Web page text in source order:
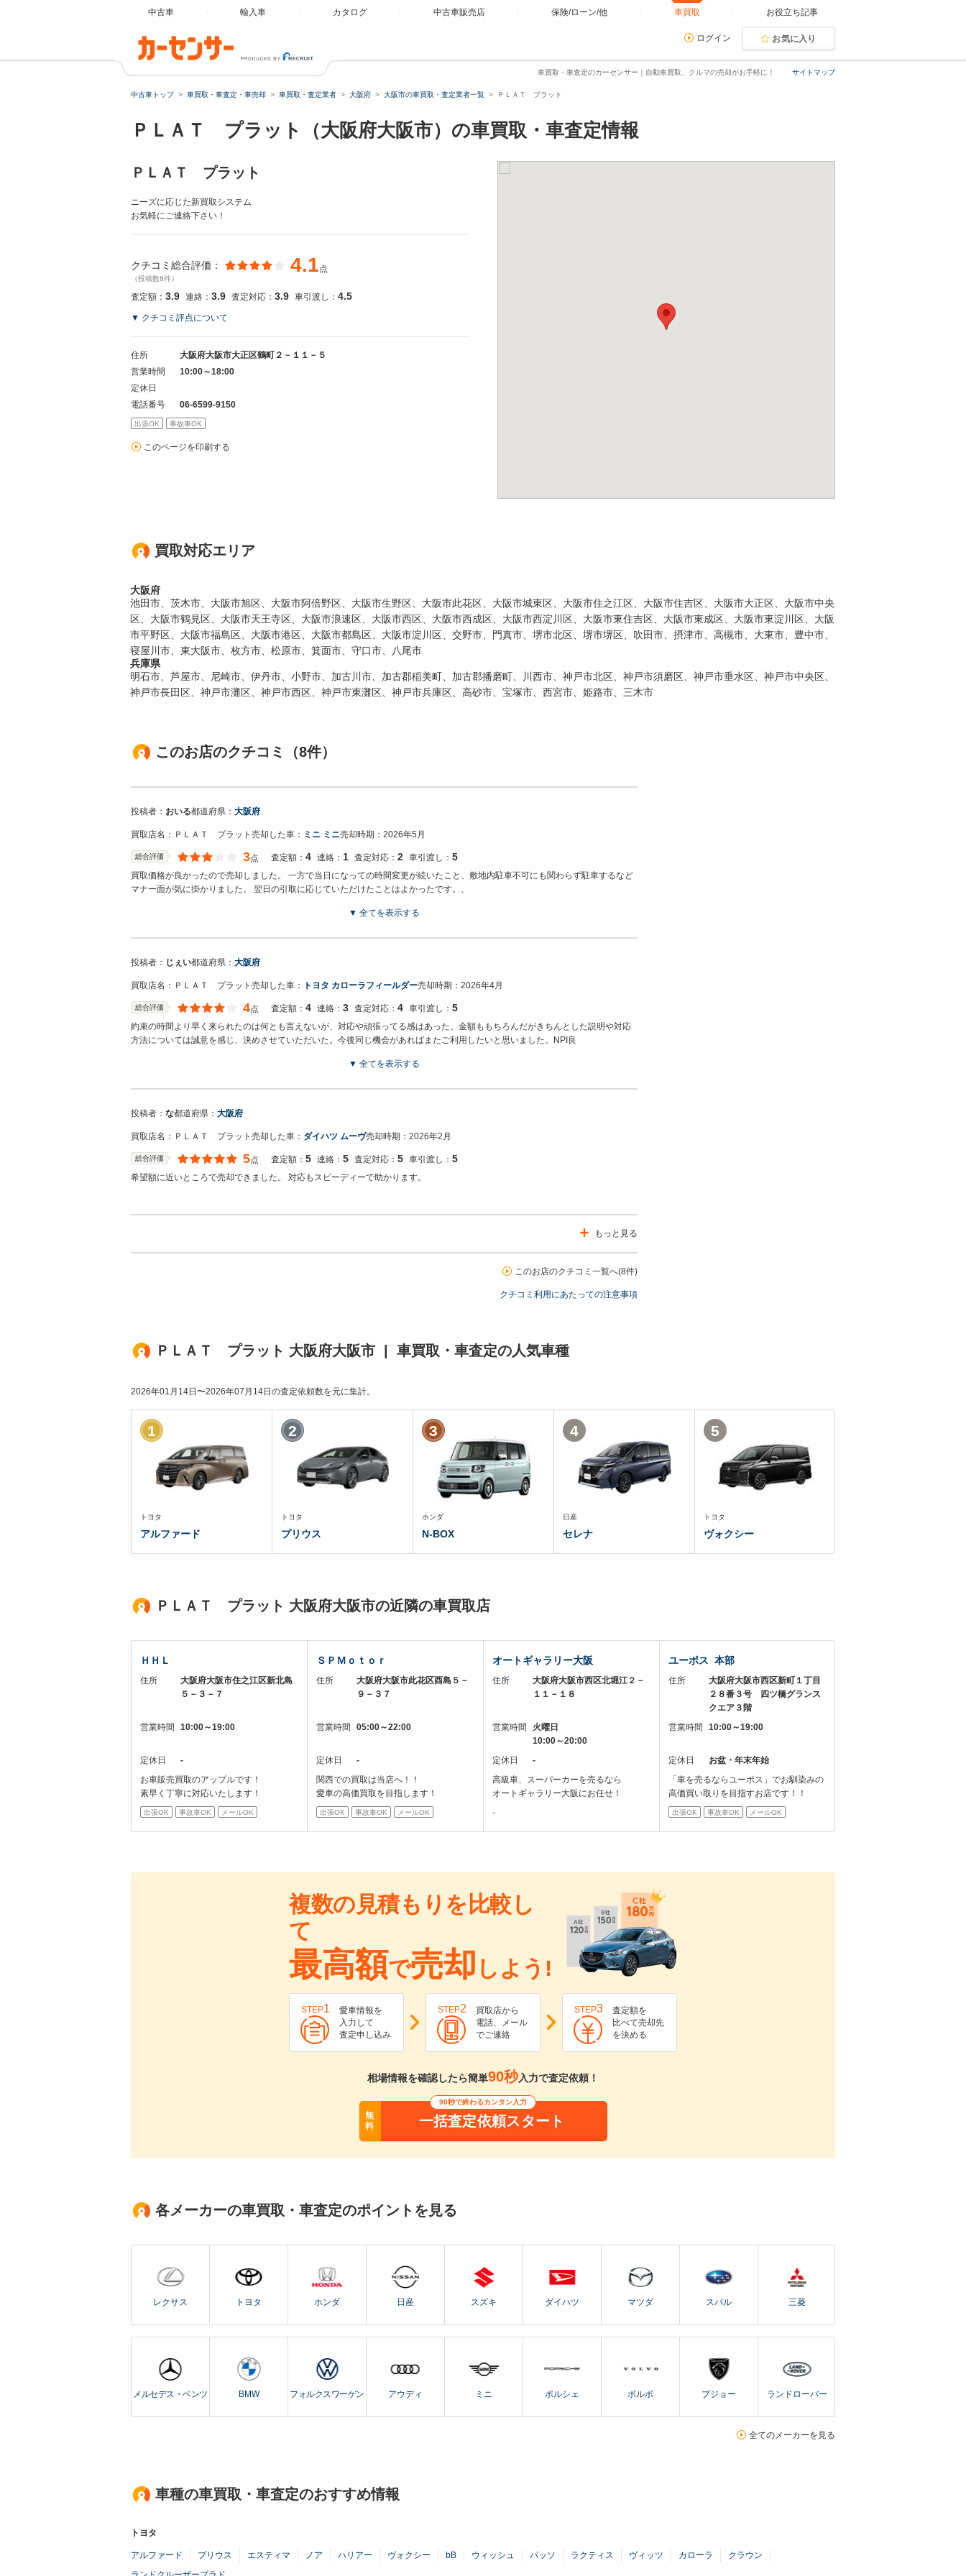
中古車 輸入車 カタログ 中古車販売店 保険/ローン/他 車買取 お役立ち記事
ログイン お気に入り
サイトマップ
車買取・車査定のカーセンサー｜自動車買取、クルマの売却がお手軽に！
中古車トップ 車買取・車査定・車売却 車買取・査定業者 大阪府 大阪市の車買取・査定業者一覧 ＰＬＡＴ プラット
ＰＬＡＴ プラット（大阪府大阪市）の車買取・車査定情報
ＰＬＡＴ プラット
ニーズに応じた新買取システム
お気軽にご連絡下さい！
クチコミ総合評価： 4.1点
（投稿数8件）
査定額： 3.9 連絡： 3.9 査定対応： 3.9 車引渡し： 4.5
▼ クチコミ評点について
住所
大阪府大阪市大正区鶴町２－１１－５
営業時間
10:00～18:00
定休日
電話番号
06-6599-9150
出張OK 事故車OK
このページを印刷する
買取対応エリア
大阪府
池田市、茨木市、大阪市旭区、大阪市阿倍野区、大阪市生野区、大阪市此花区、大阪市城東区、大阪市住之江区、大阪市住吉区、大阪市大正区、大阪市中央
区、大阪市鶴見区、大阪市天王寺区、大阪市浪速区、大阪市西区、大阪市西成区、大阪市西淀川区、大阪市東住吉区、大阪市東成区、大阪市東淀川区、大阪
市平野区、大阪市福島区、大阪市港区、大阪市都島区、大阪市淀川区、交野市、門真市、堺市北区、堺市堺区、吹田市、摂津市、高槻市、大東市、豊中市、
寝屋川市、東大阪市、枚方市、松原市、箕面市、守口市、八尾市
兵庫県
明石市、芦屋市、尼崎市、伊丹市、小野市、加古川市、加古郡稲美町、加古郡播磨町、川西市、神戸市北区、神戸市須磨区、神戸市垂水区、神戸市中央区、
神戸市長田区、神戸市灘区、神戸市西区、神戸市東灘区、神戸市兵庫区、高砂市、宝塚市、西宮市、姫路市、三木市
このお店のクチコミ（8件）
投稿者： おいる都道府県： 大阪府
買取店名： ＰＬＡＴ プラット 売却した車： ミニ ミニ売却時期： 2026年5月
総合評価 3点 査定額： 4 連絡： 1 査定対応： 2 車引渡し： 5
買取価格が良かったので売却しました。 一方で当日になっての時間変更が続いたこと、敷地内駐車不可にも関わらず駐車するなど
マナー面が気に掛かりました。 翌日の引取に応じていただけたことはよかったです。、
てお褒めのお言葉をいただきありがとうございます。 当日の時間変更、駐車マナーに関してご迷惑をおかけして大変申し訳ござい
す。
▼ 全てを表示する
投稿者： じぇい都道府県： 大阪府
買取店名： ＰＬＡＴ プラット 売却した車： トヨタ カローラフィールダー売却時期： 2026年4月
総合評価 4点 査定額： 4 連絡： 3 査定対応： 4 車引渡し： 5
約束の時間より早く来られたのは何とも言えないが、対応や頑張ってる感はあった。金額ももちろんだがきちんとした説明や対応
方法については誠意を感じ、決めさせていただいた。今後同じ機会があればまたご利用したいと思いました。NPI良
いたします。 今後なにかございましたらお気軽にご連絡くださいませ。
▼ 全てを表示する
投稿者： な都道府県： 大阪府
買取店名： ＰＬＡＴ プラット 売却した車： ダイハツ ムーヴ売却時期： 2026年2月
総合評価 5点 査定額： 5 連絡： 5 査定対応： 5 車引渡し： 5
希望額に近いところで売却できました。 対応もスピーディーで助かります。
もっと見る
このお店のクチコミ一覧へ(8件)
クチコミ利用にあたっての注意事項
ＰＬＡＴ プラット 大阪府大阪市 | 車買取・車査定の人気車種
2026年01月14日〜2026年07月14日の査定依頼数を元に集計。
トヨタ
アルファード
1
トヨタ
プリウス
2
ホンダ
N-BOX
3
日産
セレナ
4
トヨタ
ヴォクシー
5
ＰＬＡＴ プラット 大阪府大阪市の近隣の車買取店
ＨＨＬ
住所
大阪府大阪市住之江区新北島
５－３－７
営業時間 10:00～19:00
定休日
-
お車販売買取のアップルです！
素早く丁寧に対応いたします！
出張OK 事故車OK メールOK
ＳＰＭｏｔｏｒ
住所
大阪府大阪市此花区酉島５－
９－３７
営業時間 05:00～22:00
定休日
-
関西での買取は当店へ！！
愛車の高価買取を目指します！
出張OK 事故車OK メールOK
オートギャラリー大阪
住所
大阪府大阪市西区北堀江２－
１１－１８
営業時間
火曜日
10:00～20:00
定休日
-
高級車、スーパーカーを売るなら
オートギャラリー大阪にお任せ！
-
ユーポス 本部
住所
大阪府大阪市西区新町１丁目
２８番３号 四ツ橋グランス
クエア３階
営業時間
10:00～19:00
定休日
お盆・年末年始
「車を売るならユーポス」でお馴染みの
高価買い取りを目指すお店です！！
出張OK 事故車OK メールOK
複数の見積もりを比較し
て
最高額で売却 しよう!
STEP1
愛車情報を
入力して
査定申し込み
STEP2
買取店から
電話、メール
でご連絡
STEP3
査定額を
比べて売却先
を決める
相場情報を確認したら簡単90秒入力で査定依頼！
無
料
90秒で終わるカンタン入力
一括査定依頼スタート
各メーカーの車買取・車査定のポイントを見る
レクサス トヨタ ホンダ 日産 スズキ ダイハツ マツダ スバル 三菱
メルセデス・ベンツ BMW フォルクスワーゲン アウディ ミニ ポルシェ ボルボ プジョー ランドローバー
全てのメーカーを見る
車種の車買取・車査定のおすすめ情報
トヨタ
アルファード プリウス エスティマ ノア ハリアー ヴォクシー bB ウィッシュ パッソ ラクティス ヴィッツ カローラ
クラウン